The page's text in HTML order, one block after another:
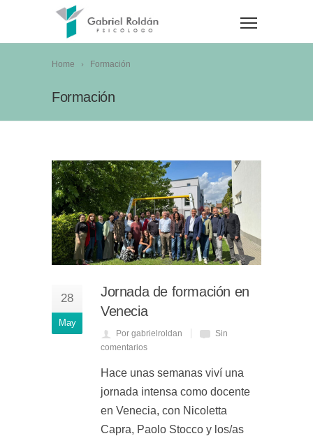
Home Formación
Formación
28
May
Jornada de formación en
Venecia
Por gabrielroldan
Sin
comentarios
Hace unas semanas viví una
jornada intensa como docente
en Venecia, con Nicoletta
Capra, Paolo Stocco y los/as